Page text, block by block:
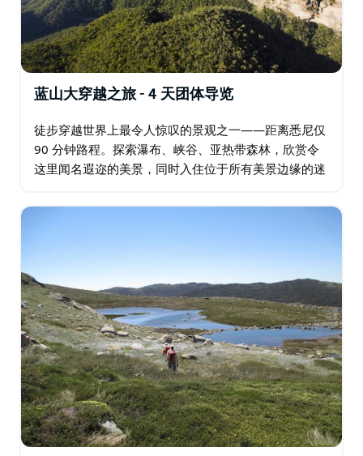
蓝山大穿越之旅 - 4 天团体导览
徒步穿越世界上最令人惊叹的景观之一——距离悉尼仅
90 分钟路程。探索瀑布、峡谷、亚热带森林，欣赏令
这里闻名遐迩的美景，同时入住位于所有美景边缘的迷
数的步道，您可挥动登山杖探索一番…